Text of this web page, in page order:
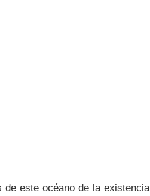
de este océano de la existencia